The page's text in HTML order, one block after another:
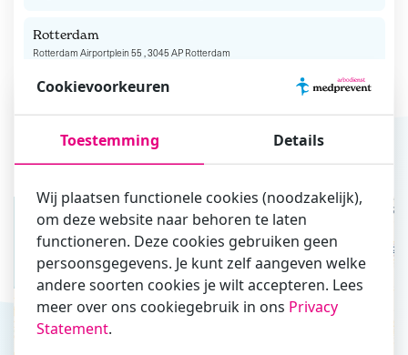
Rotterdam
Rotterdam Airportplein 55 , 3045 AP Rotterdam
Sittard
+
−
Cookievoorkeuren
Toestemming Details
Wij plaatsen functionele cookies (noodzakelijk),
om deze website naar behoren te laten
functioneren. Deze cookies gebruiken geen
persoonsgegevens. Je kunt zelf aangeven welke
andere soorten cookies je wilt accepteren. Lees
meer over ons cookiegebruik in ons Privacy
Statement.